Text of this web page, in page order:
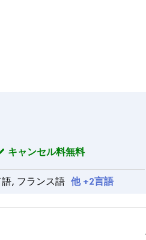
キャンセル料無料
, フランス語 他 +2言語